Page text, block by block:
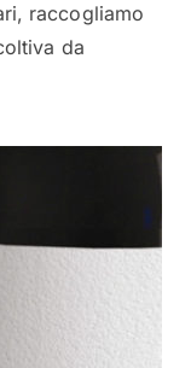
raccogliamo
da